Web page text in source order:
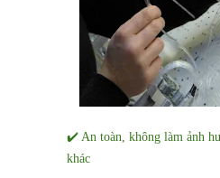
✔️ An toàn, không làm ảnh
khác